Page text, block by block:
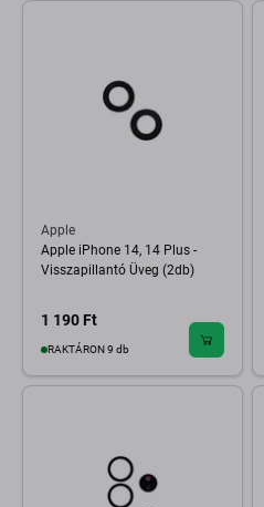
Apple
Apple iPhone 14, 14 Plus -
Visszapillantó Üveg (2db)
1 190 Ft
RAKTÁRON 9 db